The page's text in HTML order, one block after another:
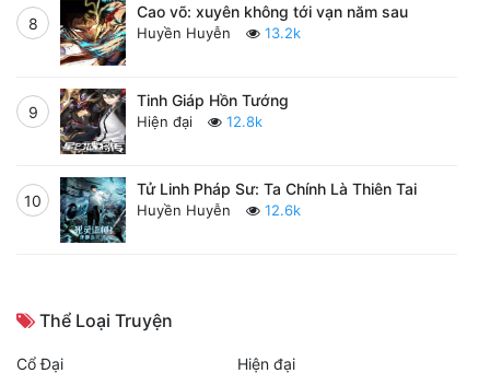
8
Cao võ: xuyên không tới vạn năm sau
Huyền Huyễn 13.2k
9
Tinh Giáp Hồn Tướng
Hiện đại 12.8k
10
Tử Linh Pháp Sư: Ta Chính Là Thiên Tai
Huyền Huyễn 12.6k
Thể Loại Truyện
Cổ Đại
Hiện đại